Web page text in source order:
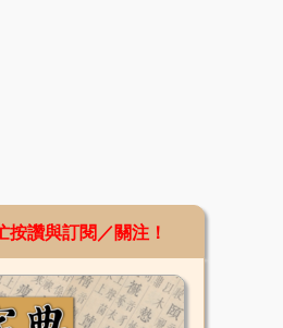
按讚與訂閱／關注！